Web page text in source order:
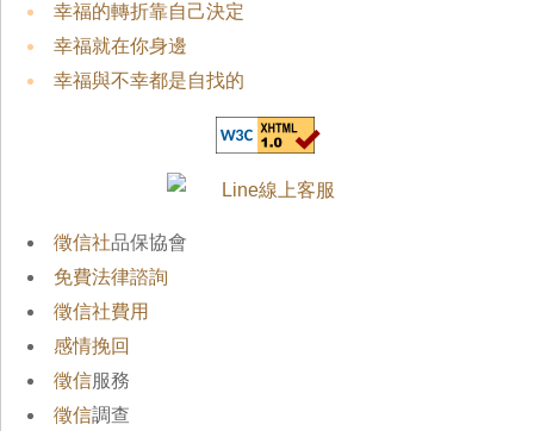
幸福的轉折靠自己決定
幸福就在你身邊
幸福與不幸都是自找的
徵信社品保協會
免費法律諮詢
徵信社費用
感情挽回
徵信服務
徵信調查